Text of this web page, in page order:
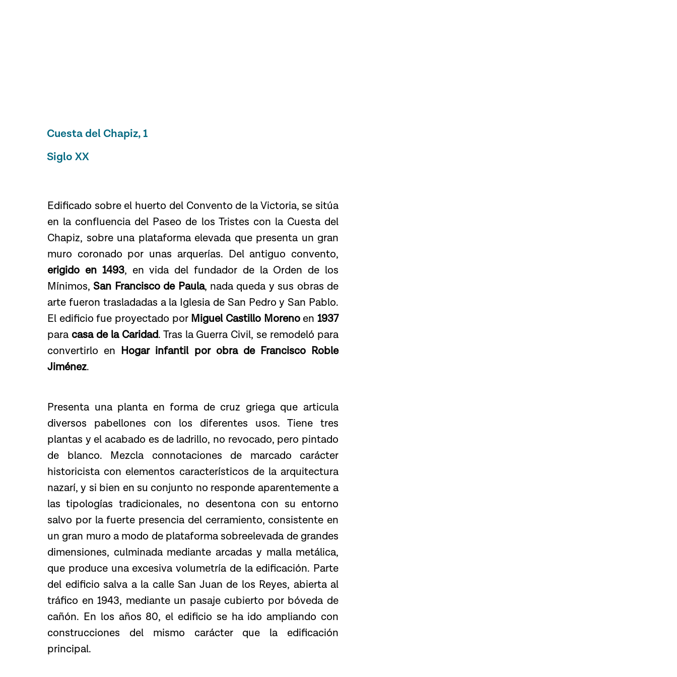
Cuesta del Chapiz, 1
Siglo XX
Edificado sobre el huerto del Convento de la Victoria, se sitúa
en la confluencia del Paseo de los Tristes con la Cuesta del
Chapiz, sobre una plataforma elevada que presenta un gran
muro coronado por unas arquerías. Del antiguo convento,
erigido en 1493, en vida del fundador de la Orden de los
Mínimos, San Francisco de Paula, nada queda y sus obras de
arte fueron trasladadas a la Iglesia de San Pedro y San Pablo.
El edificio fue proyectado porMiguel Castillo Morenoen 1937
para casa de la Caridad. Tras la Guerra Civil, se remodeló para
convertirlo en Hogar infantil por obra de Francisco Roble
Jiménez.
Presenta una planta en forma de cruz griega que articula
diversos pabellones con los diferentes usos. Tiene tres
plantas y el acabado es de ladrillo, no revocado, pero pintado
de blanco. Mezcla connotaciones de marcado carácter
historicista con elementos característicos de la arquitectura
nazarí, y si bien en su conjunto no responde aparentemente a
las tipologías tradicionales, no desentona con su entorno
salvo por la fuerte presencia del cerramiento, consistente en
un gran muro a modo de plataforma sobreelevada de grandes
dimensiones, culminada mediante arcadas y malla metálica,
que produce una excesiva volumetría de la edificación. Parte
del edificio salva a la calle San Juan de los Reyes, abierta al
tráfico en 1943, mediante un pasaje cubierto por bóveda de
cañón. En los años 80, el edificio se ha ido ampliando con
construcciones del mismo carácter que la edificación
principal.